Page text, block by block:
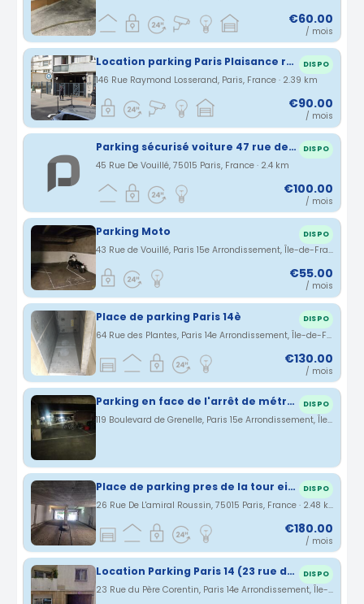
€60.00
/ mois
Location parking Paris Plaisance rue Raymond Losserand (75) DISPO
146 Rue Raymond Losserand, Paris, France · 2.39 km
€90.00
/ mois
Parking sécurisé voiture 47 rue de Vouillé 75015 Paris DISPO
45 Rue De Vouillé, 75015 Paris, France · 2.4 km
€100.00
/ mois
Parking Moto DISPO
43 Rue de Vouillé, Paris 15e Arrondissement, Île-de-France, France · 2.41 km
€55.00
/ mois
Place de parking Paris 14è DISPO
64 Rue des Plantes, Paris 14e Arrondissement, Île-de-France, France · 2.48 km
€130.00
/ mois
Parking en face de l'arrêt de métro La Motte Piquet Grenelle. DISPO
119 Boulevard de Grenelle, Paris 15e Arrondissement, Île-de-France, France · 2.48 km
Place de parking pres de la tour eiffel DISPO
26 Rue De L'amiral Roussin, 75015 Paris, France · 2.48 km
€180.00
/ mois
Location Parking Paris 14 (23 rue du Pere Corentin) DISPO
23 Rue du Père Corentin, Paris 14e Arrondissement, Île-de-France, France · 2.5 km